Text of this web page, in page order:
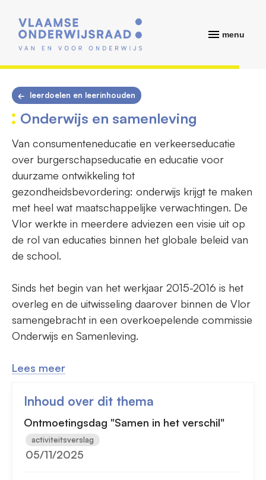
menu
leerdoelen en leerinhouden
Onderwijs en samenleving
Van consumenteneducatie en verkeerseducatie
over burgerschapseducatie en educatie voor
duurzame ontwikkeling tot
gezondheidsbevordering: onderwijs krijgt te maken
met heel wat maatschappelijke verwachtingen. De
Vlor werkte in meerdere adviezen een visie uit op
de rol van educaties binnen het globale beleid van
de school.
Sinds het begin van het werkjaar 2015-2016 is het
overleg en de uitwisseling daarover binnen de Vlor
samengebracht in een overkoepelende commissie
Onderwijs en Samenleving.
Lees meer
Inhoud over dit thema
Ontmoetingsdag "Samen in het verschil"
activiteitsverslag
05/11/2025